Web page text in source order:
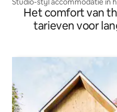
Het comfort van
tarieven voor